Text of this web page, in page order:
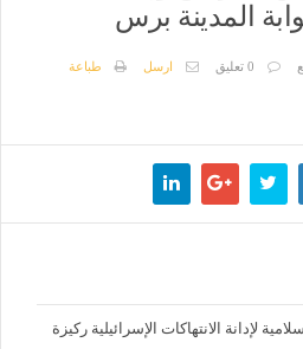
المدينة برس
0 تعليق ارسل
طباعة
لإدانة الانتهاكات الإسرائيلية ركيزة